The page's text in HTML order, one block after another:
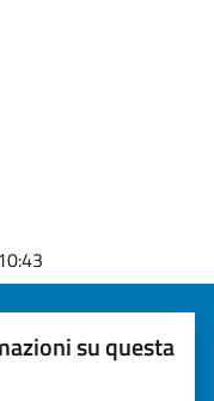
su questa